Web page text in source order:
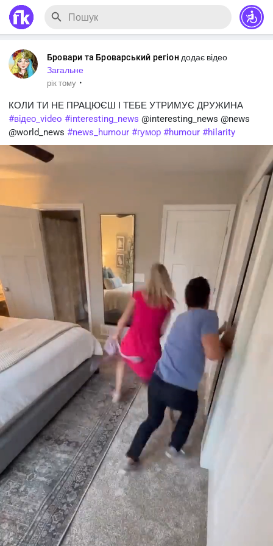
Бровари та Броварський регіон додає відео
Загальне
рік тому ·
КОЛИ ТИ НЕ ПРАЦЮЄШ І ТЕБЕ УТРИМУЄ ДРУЖИНА
#відео_video #interesting_news @interesting_news @news
@world_news #news_humour #гумор #humour #hilarity